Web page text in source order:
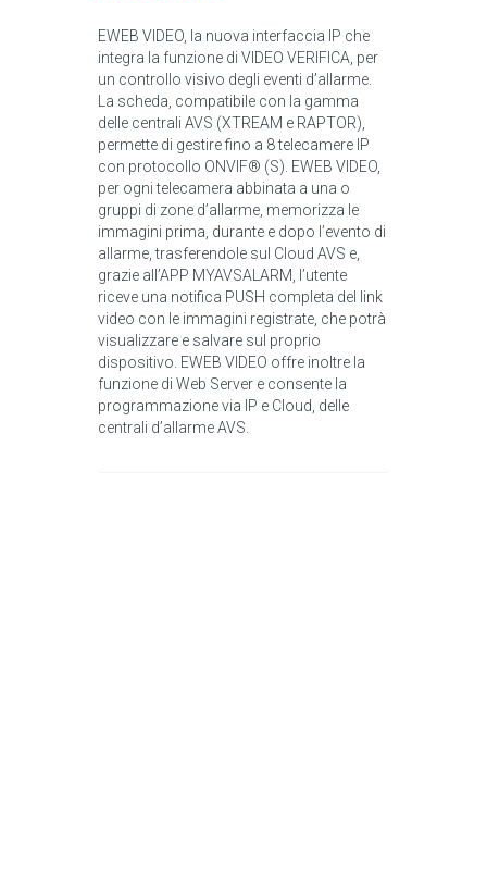
EWEB VIDEO, la nuova interfaccia IP che
integra la funzione di VIDEO VERIFICA, per
un controllo visivo degli eventi d’allarme.
La scheda, compatibile con la gamma
delle centrali AVS (XTREAM e RAPTOR),
permette di gestire fino a 8 telecamere IP
con protocollo ONVIF® (S). EWEB VIDEO,
per ogni telecamera abbinata a una o
gruppi di zone d’allarme, memorizza le
immagini prima, durante e dopo l’evento di
allarme, trasferendole sul Cloud AVS e,
grazie all’APP MYAVSALARM, l’utente
riceve una notifica PUSH completa del link
video con le immagini registrate, che potrà
visualizzare e salvare sul proprio
dispositivo. EWEB VIDEO offre inoltre la
funzione di Web Server e consente la
programmazione via IP e Cloud, delle
centrali d’allarme AVS.